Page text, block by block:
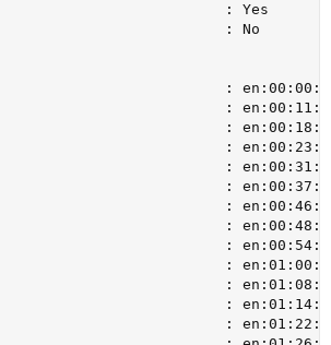
: Yes
: No
:
:
:
:
:
:
:
:
:
:
:
:
: